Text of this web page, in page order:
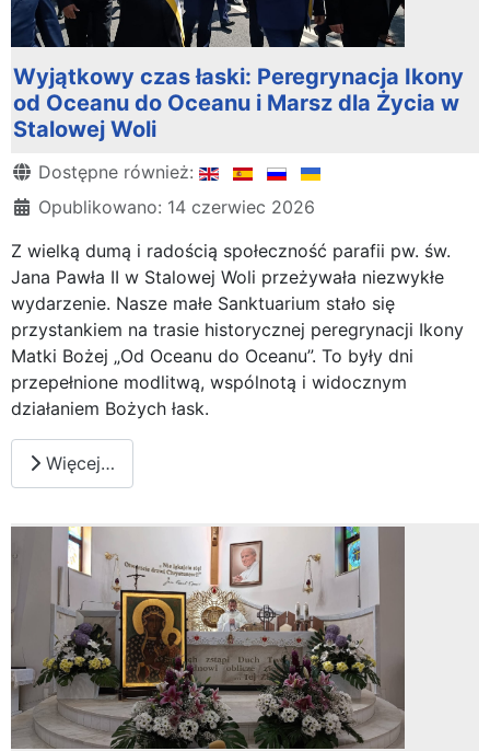
Wyjątkowy czas łaski: Peregrynacja Ikony
od Oceanu do Oceanu i Marsz dla Życia w
Stalowej Woli
Szczegóły
Dostępne również:
Opublikowano: 14 czerwiec 2026
Z wielką dumą i radością społeczność parafii pw. św.
Jana Pawła II w Stalowej Woli przeżywała niezwykłe
wydarzenie. Nasze małe Sanktuarium stało się
przystankiem na trasie historycznej peregrynacji Ikony
Matki Bożej „Od Oceanu do Oceanu”. To były dni
przepełnione modlitwą, wspólnotą i widocznym
działaniem Bożych łask.
Więcej…